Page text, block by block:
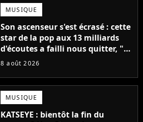
MUSIQUE
Son ascenseur s'est écrasé : cette
star de la pop aux 13 milliards
d'écoutes a failli nous quitter, "Je
pensais ne plus jamais chanter"
8 août 2026
MUSIQUE
KATSEYE : bientôt la fin du